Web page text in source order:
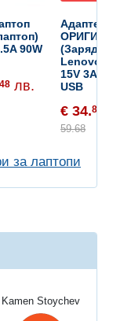
90W
48 лв.
Адаптер
(Зарядно
Lenovo
15V 3A,
USB
€ 34.80
59.68
за лаптопи
Kamen Stoychev